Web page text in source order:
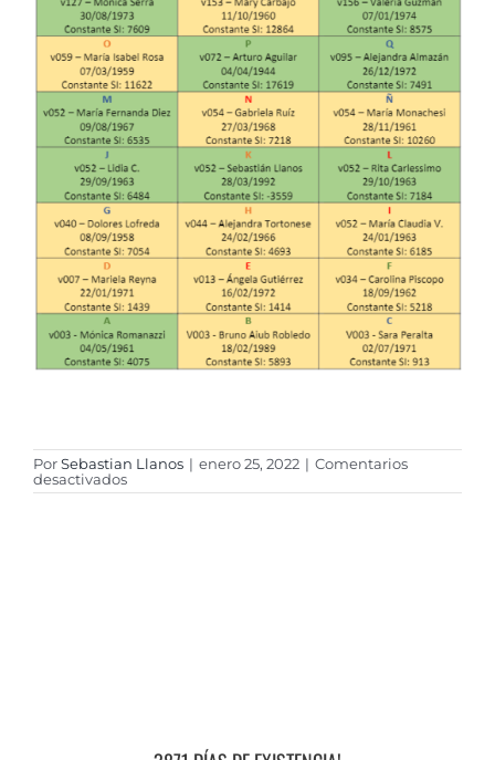
PorSebastian Llanos | enero 25, 2022 | Comentarios
desactivadosen
Grupo